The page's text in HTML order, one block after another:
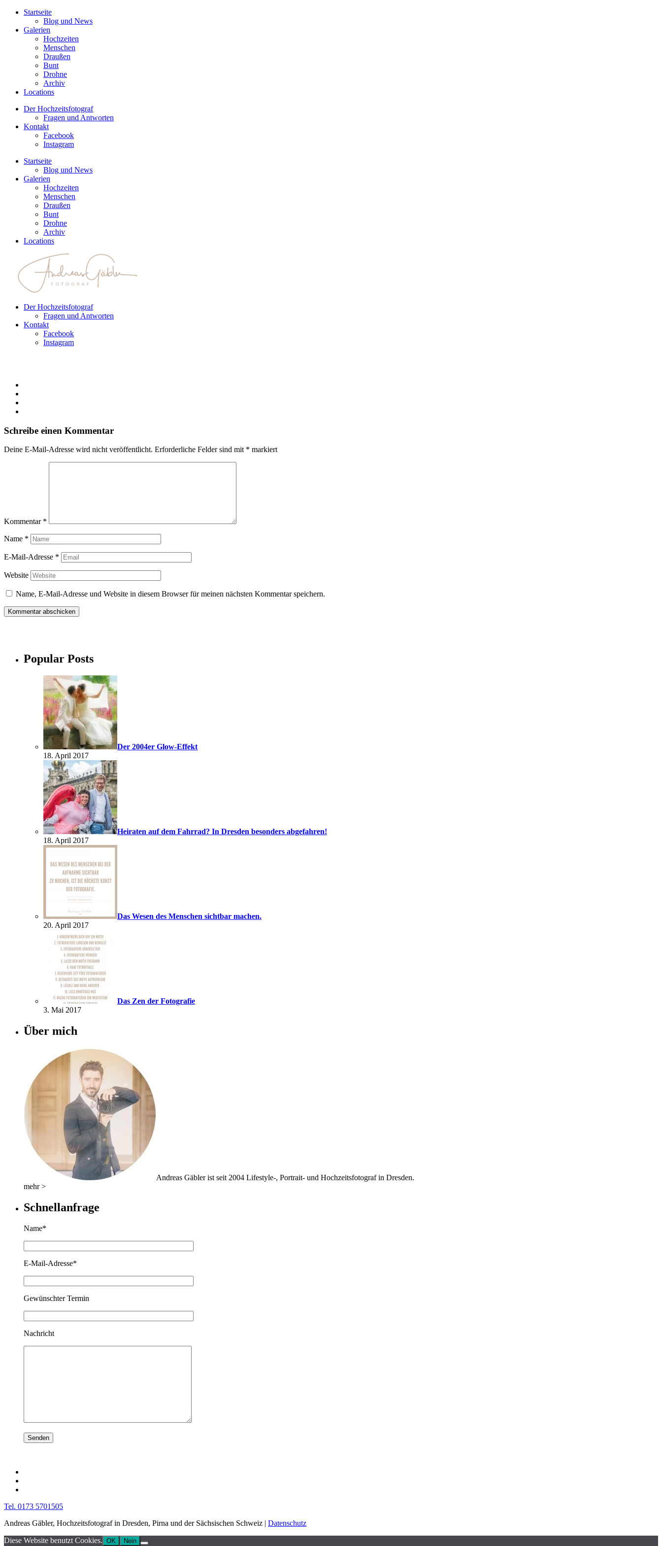
Startseite
Blog und News
Galerien
Hochzeiten
Menschen
Draußen
Bunt
Drohne
Archiv
Locations
Der Hochzeitsfotograf
Fragen und Antworten
Kontakt
Facebook
Instagram
Startseite
Blog und News
Galerien
Hochzeiten
Menschen
Draußen
Bunt
Drohne
Archiv
Locations
Der Hochzeitsfotograf
Fragen und Antworten
Kontakt
Facebook
Instagram
Schreibe einen Kommentar
Deine E-Mail-Adresse wird nicht veröffentlicht. Erforderliche Felder sind mit * markiert
Kommentar *
Name *
E-Mail-Adresse *
Website
Name, E-Mail-Adresse und Website in diesem Browser für meinen nächsten Kommentar speichern.
Popular Posts
Der 2004er Glow-Effekt
18. April 2017
Heiraten auf dem Fahrrad? In Dresden besonders abgefahren!
18. April 2017
Das Wesen des Menschen sichtbar machen.
20. April 2017
Das Zen der Fotografie
3. Mai 2017
Über mich
Andreas Gäbler ist seit 2004 Lifestyle-, Portrait- und Hochzeitsfotograf in Dresden.
mehr >
Schnellanfrage
Name*
E-Mail-Adresse*
Gewünschter Termin
Nachricht
Tel. 0173 5701505
Andreas Gäbler, Hochzeitsfotograf in Dresden, Pirna und der Sächsischen Schweiz | Datenschutz
Diese Website benutzt Cookies. OK Nein